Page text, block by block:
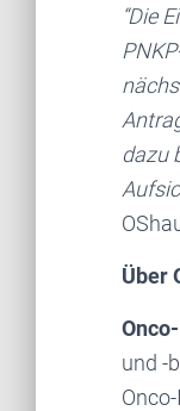
“Die
dazu
Über
und -